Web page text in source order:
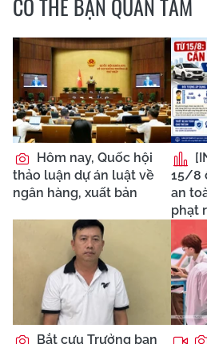
CÓ THỂ BẠN QUAN TÂM
Hôm nay, Quốc hội
thảo luận dự án luật về
ngân hàng, xuất bản
15/8
an
phạt
Bắt cựu Trưởng ban